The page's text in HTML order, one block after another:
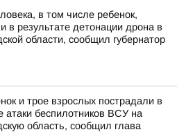
в том числе ребенок,
в результате детонации дрона в
области, сообщил губернатор
и трое взрослых пострадали в
атаки беспилотников ВСУ на
область, сообщил глава